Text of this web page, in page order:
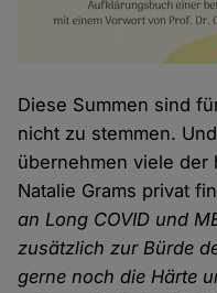
Diese Summen sind
nicht zu stemmen.
übernehmen viele
Natalie Grams privat
an Long COVID und
zusätzlich zur Bürde
gerne noch die Härte